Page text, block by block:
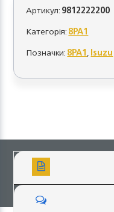
Артикул:9812222200
Категорія:8PA1
Позначки:8PA1,Isuzu